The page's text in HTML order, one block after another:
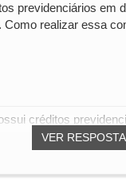
previdenciários em
realizar essa
VER
créditos